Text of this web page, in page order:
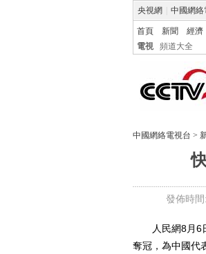
央視網 中國網絡
首頁 新聞 經濟
電視
頻道大全
中國網絡電視台 >
發佈時
人民網8月6日
奪冠，為中國代